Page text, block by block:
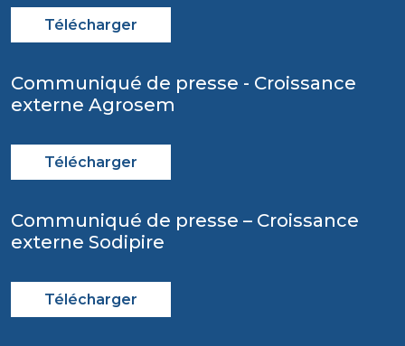
Télécharger
Communiqué de presse - Croissance
externe Agrosem
Télécharger
Communiqué de presse – Croissance
externe Sodipire
Télécharger